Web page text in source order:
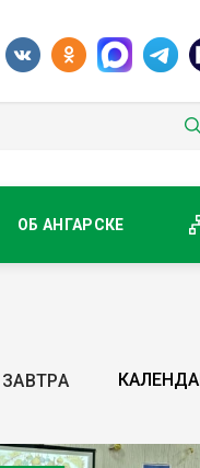
ОБ АНГАРСКЕ
ЗАВТРА